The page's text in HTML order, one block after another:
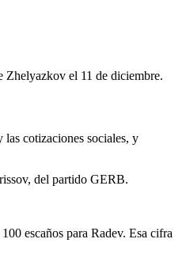
Zhelyazkov el 11 de diciembre.
las cotizaciones sociales, y
del partido GERB.
escaños para Radev. Esa cifra